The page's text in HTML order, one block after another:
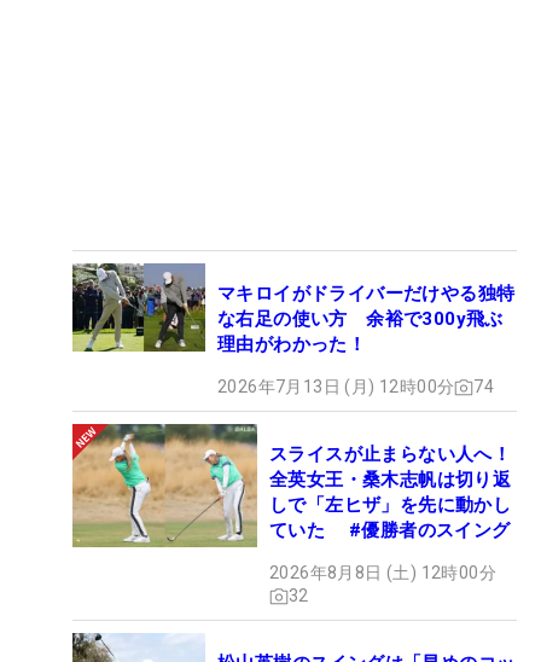
マキロイがドライバーだけやる独特
な右足の使い方 余裕で300y飛ぶ
理由がわかった！
2026年7月13日 (月) 12時00分 74
スライスが止まらない人へ！
全英女王・桑木志帆は切り返
しで「左ヒザ」を先に動かし
ていた #優勝者のスイング
2026年8月8日 (土) 12時00分
32